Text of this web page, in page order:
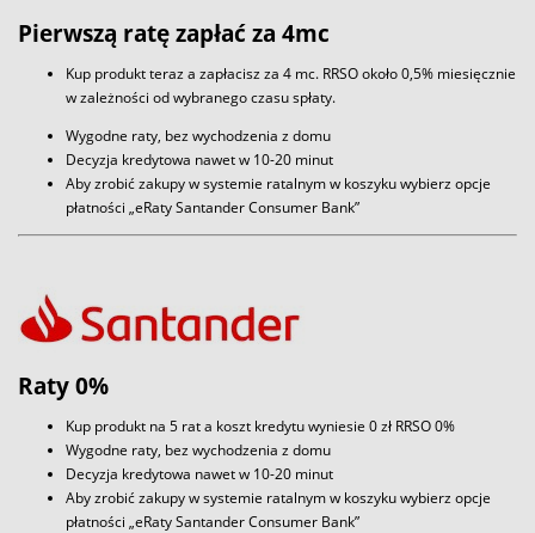
Pierwszą ratę zapłać za 4mc
Kup produkt teraz a zapłacisz za 4 mc. RRSO około 0,5% miesięcznie
w zależności od wybranego czasu spłaty.
Wygodne raty, bez wychodzenia z domu
Decyzja kredytowa nawet w 10-20 minut
Aby zrobić zakupy w systemie ratalnym w koszyku wybierz opcje
płatności „eRaty Santander Consumer Bank”
Raty 0%
Kup produkt na 5 rat a koszt kredytu wyniesie 0 zł RRSO 0%
Wygodne raty, bez wychodzenia z domu
Decyzja kredytowa nawet w 10-20 minut
Aby zrobić zakupy w systemie ratalnym w koszyku wybierz opcje
płatności „eRaty Santander Consumer Bank”